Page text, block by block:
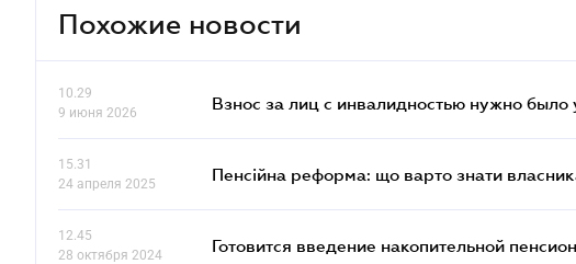
Похожие новости
10.29
9 июня 2026
Взнос за лиц с инвалидностью нужно
15.31
24 апреля 2025
Пенсійна реформа: що варто знати
12.45
28 октября 2024
Готовится введение накопительной